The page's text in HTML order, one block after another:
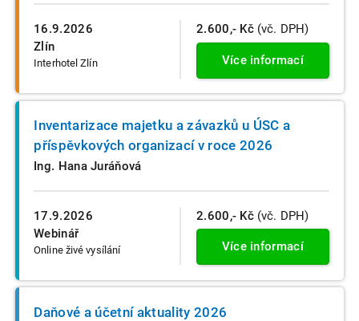
16.9.2026
Zlín
Interhotel Zlín
2.600,- Kč (vč. DPH)
Více informací
17.9.2026
Webinář
Online živé vysílání
Inventarizace majetku a závazků u ÚSC a
příspěvkových organizací v roce 2026
Ing. Hana Juráňová
2.600,- Kč (vč. DPH)
Více informací
Daňové a účetní aktuality 2026